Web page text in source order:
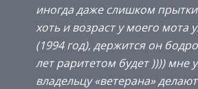
иногда даже слишком
хоть и возраст у моего мота
(1994 год), держится он
лет раритетом будет )))) мне
владельцу «ветерана»